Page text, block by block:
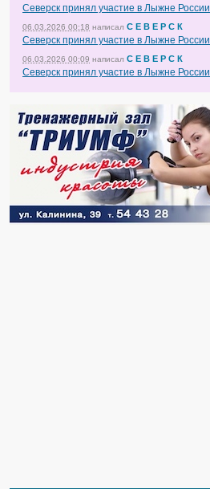
Северск принял участие в Лыжне России
06.03.2026 00:18 написал С Е В Е Р С К
Северск принял участие в Лыжне России
06.03.2026 00:09 написал С Е В Е Р С К
Северск принял участие в Лыжне России